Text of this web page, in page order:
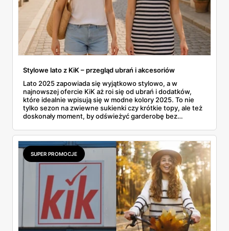
Stylowe lato z KiK – przegląd ubrań i akcesoriów
Lato 2025 zapowiada się wyjątkowo stylowo, a w
najnowszej ofercie KiK aż roi się od ubrań i dodatków,
które idealnie wpisują się w modne kolory 2025. To nie
tylko sezon na zwiewne sukienki czy krótkie topy, ale też
doskonały moment, by odświeżyć garderobę bez
– z szerokim wyborem lekkich, letnich fasonów,
wygodnych materiałów i klasycznych krojów. Czy to
plażowy look, czy zestaw na miejski spacer – można
znaleźć coś dla siebie i to już od kilkunastu złotych.
Uwaga: można się zakochać w tej kolekcji od pierwszego
wejrzenia. No bo jak tu się oprzeć bermudom za 35 zł albo
kapeluszowi z dużym rondem?
SUPER PROMOCJE